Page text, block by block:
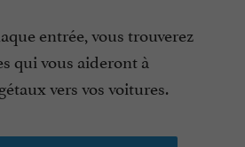
entrée, vous trouverez
qui vous aideront à
vers vos voitures.